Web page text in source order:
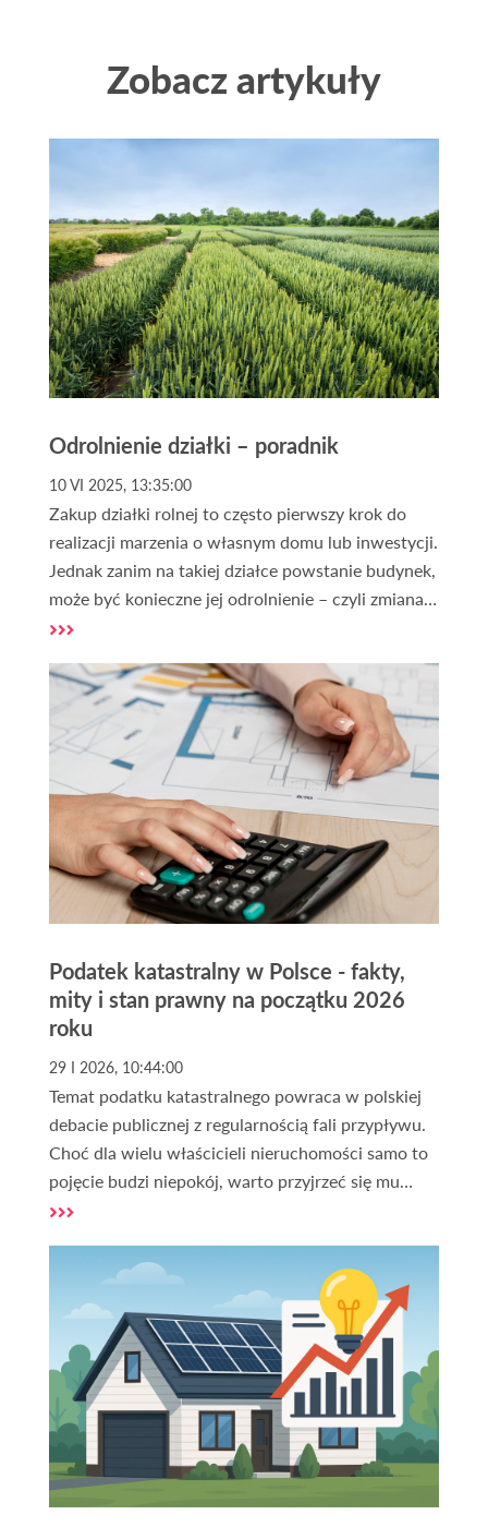
Zobacz artykuły
Odrolnienie działki – poradnik
10 VI 2025, 13:35:00
Zakup działki rolnej to często pierwszy krok do
realizacji marzenia o własnym domu lub inwestycji.
Jednak zanim na takiej działce powstanie budynek,
może być konieczne jej odrolnienie – czyli zmiana
przeznaczenia gruntu z rolniczego na budowlany.
przez procesodrolnienia, wyjaśnimy, czym jest
trwałe wyłączenie z produkcji rolnej oraz co zrobić
w przypadku braku miejscowego planu
zagospodarowania.
Podatek katastralny w Polsce - fakty,
mity i stan prawny na początku 2026
roku
29 I 2026, 10:44:00
Temat podatku katastralnego powraca w polskiej
debacie publicznej z regularnością fali przypływu.
Choć dla wielu właścicieli nieruchomości samo to
pojęcie budzi niepokój, warto przyjrzeć się mu
chłodnym okiem eksperta. Na początku 2026 roku
choć otoczenie polityczne i napływające
propozycje zmian sugerują, że stoimy przed
ewentualną ewolucją systemu tego typu danin.